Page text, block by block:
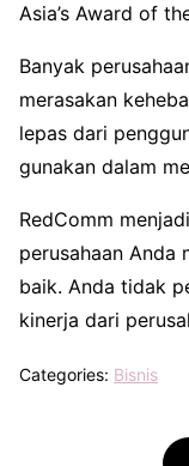
Asia’s Award of
Banyak
merasakan
lepas dari
gunakan dalam
RedComm
perusahaan Anda
baik. Anda tidak
kinerja dari
Categories: Bisnis